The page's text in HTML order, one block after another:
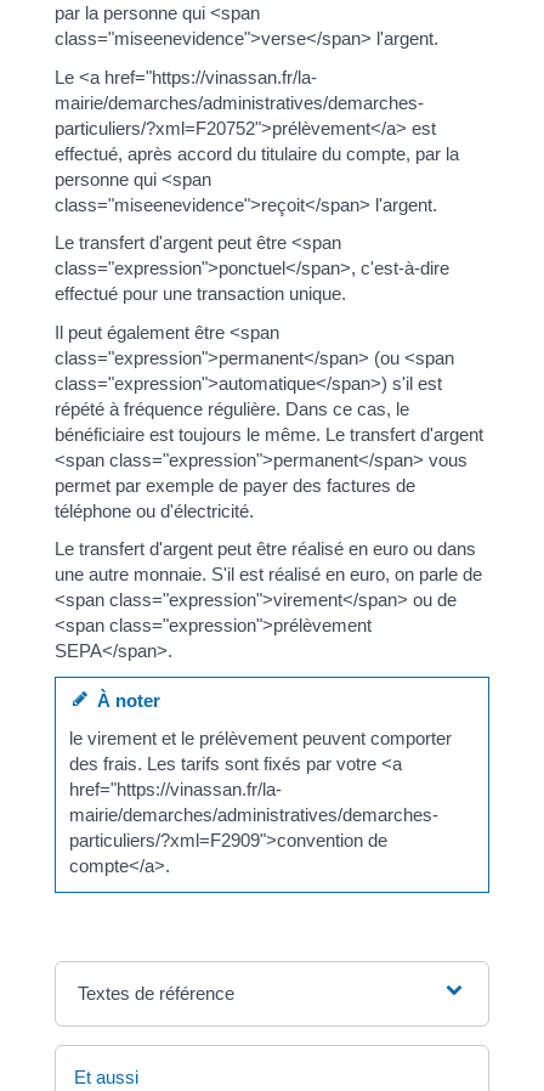
par la personne qui <span
class="miseenevidence">verse</span> l'argent.
Le <a href="https://vinassan.fr/la-
mairie/demarches/administratives/demarches-
particuliers/?xml=F20752">prélèvement</a> est
effectué, après accord du titulaire du compte, par la
personne qui <span
class="miseenevidence">reçoit</span> l'argent.
Le transfert d'argent peut être <span
class="expression">ponctuel</span>, c'est-à-dire
effectué pour une transaction unique.
Il peut également être <span
class="expression">permanent</span> (ou <span
class="expression">automatique</span>) s'il est
répété à fréquence régulière. Dans ce cas, le
bénéficiaire est toujours le même. Le transfert d'argent
<span class="expression">permanent</span> vous
permet par exemple de payer des factures de
téléphone ou d'électricité.
Le transfert d'argent peut être réalisé en euro ou dans
une autre monnaie. S'il est réalisé en euro, on parle de
<span class="expression">virement</span> ou de
<span class="expression">prélèvement
SEPA</span>.
À noter
le virement et le prélèvement peuvent comporter
des frais. Les tarifs sont fixés par votre <a
href="https://vinassan.fr/la-
mairie/demarches/administratives/demarches-
particuliers/?xml=F2909">convention de
compte</a>.
Textes de référence
Et aussi